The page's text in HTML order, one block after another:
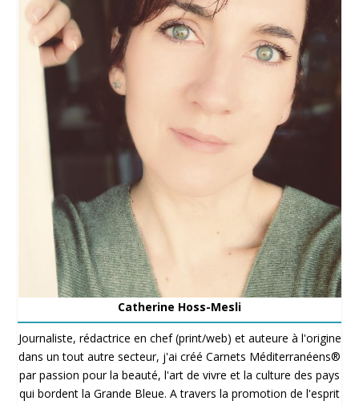
Catherine Hoss-Mesli
Journaliste, rédactrice en chef (print/web) et auteure à l'origine
dans un tout autre secteur, j'ai créé Carnets Méditerranéens®
par passion pour la beauté, l'art de vivre et la culture des pays
qui bordent la Grande Bleue. A travers la promotion de l'esprit